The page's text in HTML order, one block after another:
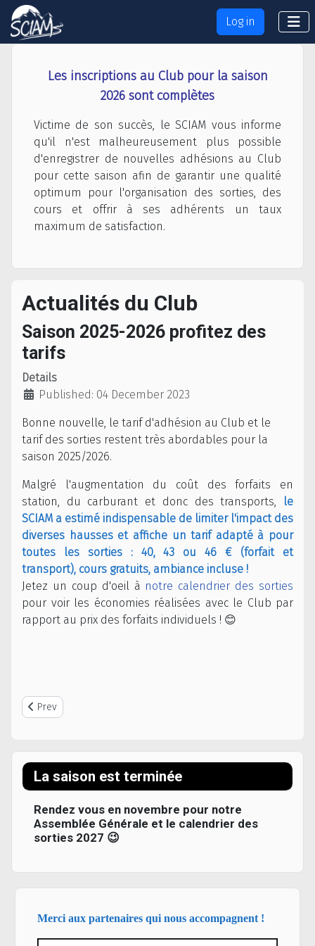
Log in
Les inscriptions au Club pour la saison
2026 sont complètes
Victime de son succès, le SCIAM vous informe
qu'il n'est malheureusement plus possible
d'enregistrer de nouvelles adhésions au Club
pour cette saison afin de garantir une qualité
optimum pour l'organisation des sorties, des
cours et offrir à ses adhérents un taux
maximum de satisfaction.
Actualités du Club
Saison 2025-2026 profitez des
tarifs
Details
Published: 04 December 2023
Bonne nouvelle, le tarif d'adhésion au Club et le
tarif des sorties restent très abordables pour la
saison 2025/2026.
Malgré l'augmentation du coût des forfaits en
station, du carburant et donc des transports,
le
SCIAM a estimé indispensable de limiter l'impact des
diverses hausses et affiche un tarif adapté à pour
toutes les sorties : 40, 43 ou 46 € (forfait et
transport), cours gratuits, ambiance incluse !
Jetez un coup d'oeil à notre calendrier des sorties
pour voir les économies réalisées avec le Club par
rapport au prix des forfaits individuels ! 😊
Previous article: Changement du lieu de départ des cars pour la
Prev
La saison est terminée
Rendez vous en novembre pour notre
Assemblée Générale et le calendrier des
sorties 2027 😉
Merci aux partenaires qui nous accompagnent !